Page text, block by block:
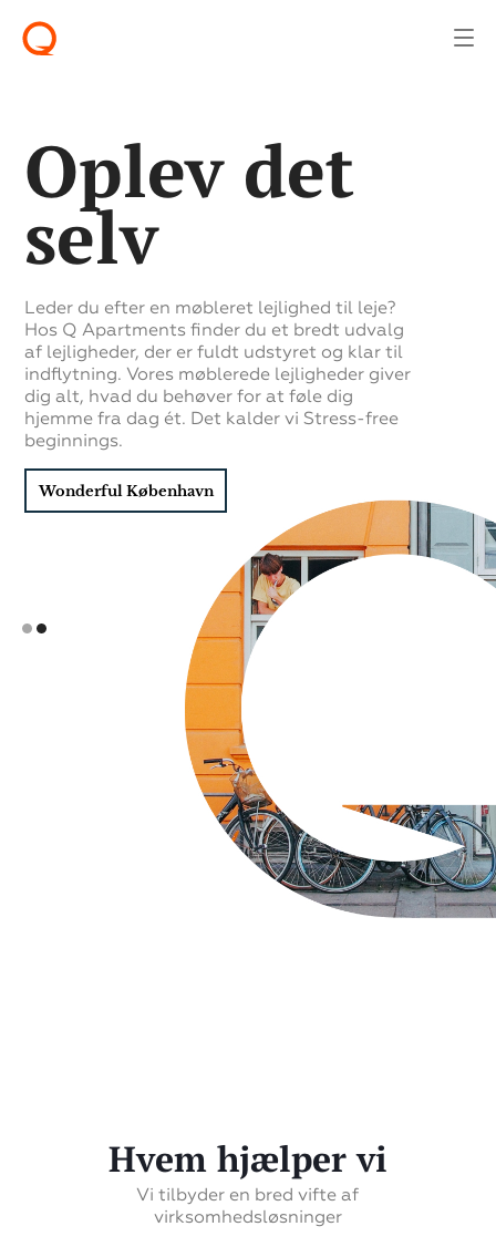
Oplev det
selv
Leder du efter en møbleret lejlighed til leje?
Hos Q Apartments finder du et bredt udvalg
af lejligheder, der er fuldt udstyret og klar til
indflytning. Vores møblerede lejligheder giver
dig alt, hvad du behøver for at føle dig
hjemme fra dag ét. Det kalder vi Stress-free
beginnings.
Wonderful København
Hvem hjælper vi
Vi tilbyder en bred vifte af
virksomhedsløsninger